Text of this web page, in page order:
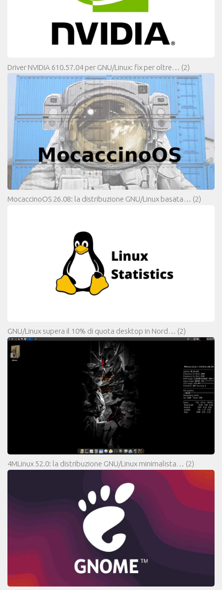
Driver NVIDIA 610.57.04 per GNU/Linux: fix per oltre… (2)
MocaccinoOS 26.08: la distribuzione GNU/Linux basata… (2)
GNU/Linux supera il 10% di quota desktop in Nord… (2)
4MLinux 52.0: la distribuzione GNU/Linux minimalista… (2)